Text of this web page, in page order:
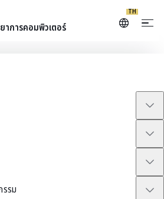
รรม
าการคอมพิวเตอร์
TH
ประกา
รยากาศการถ่ายภาพหมู่กับบัณฑิตใหม่ของ